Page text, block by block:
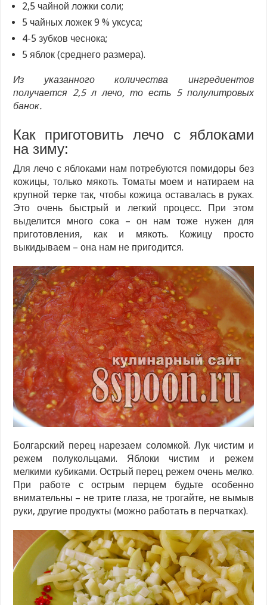
2,5 чайной ложки соли;
5 чайных ложек 9 % уксуса;
4-5 зубков чеснока;
5 яблок (среднего размера).
Из указанного количества ингредиентов
получается 2,5 л лечо, то есть 5 полулитровых
банок.
Как приготовить лечо с яблоками
на зиму:
Для лечо с яблоками нам потребуются помидоры без
кожицы, только мякоть. Томаты моем и натираем на
крупной терке так, чтобы кожица оставалась в руках.
Это очень быстрый и легкий процесс. При этом
выделится много сока – он нам тоже нужен для
приготовления, как и мякоть. Кожицу просто
выкидываем – она нам не пригодится.
Болгарский перец нарезаем соломкой. Лук чистим и
режем полукольцами. Яблоки чистим и режем
мелкими кубиками. Острый перец режем очень мелко.
При работе с острым перцем будьте особенно
внимательны – не трите глаза, не трогайте, не вымыв
руки, другие продукты (можно работать в перчатках).